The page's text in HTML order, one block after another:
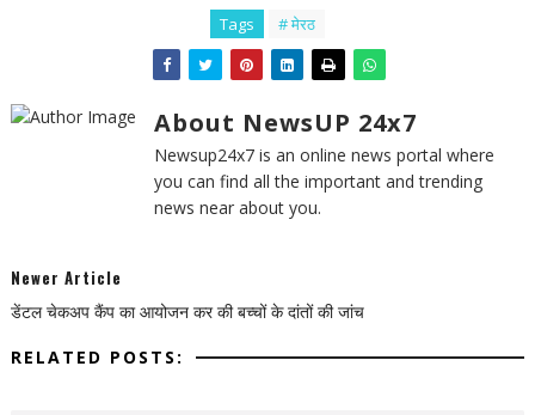
Tags # मेरठ
About NewsUP 24x7
Newsup24x7 is an online news portal where
you can find all the important and trending
news near about you.
Newer Article
डेंटल चेकअप कैंप का आयोजन कर की बच्चों के दांतों की जांच
RELATED POSTS: